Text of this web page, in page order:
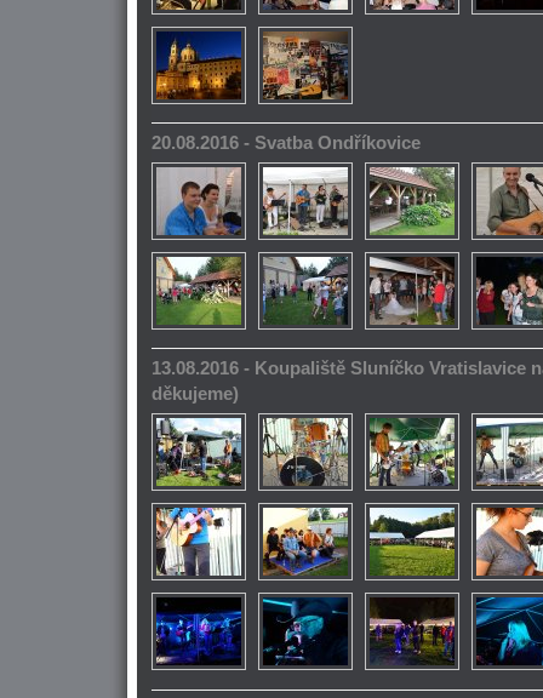
20.08.2016 - Svatba Ondříkovice
13.08.2016 - Koupaliště Sluníčko Vratislavice
děkujeme)